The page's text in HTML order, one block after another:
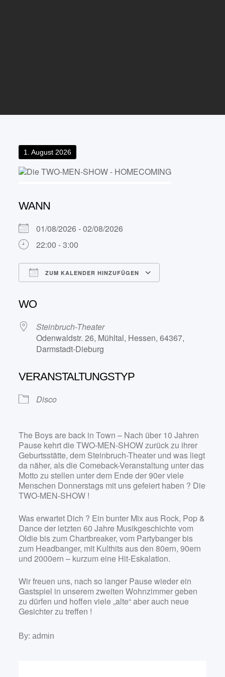
Posted
on
1. August 2026
WANN
01/08/2026 - 02/08/2026
22:00 - 3:00
ZUM KALENDER HINZUFÜGEN
WO
Steinbruch-Theater
Odenwaldstr. 26, Mühltal, Hessen, 64367,
Darmstadt-Dieburg
VERANSTALTUNGSTYP
Disco
The Boys are back in Town – Nach über 10 Jahren
Pause kehrt die TWO-MEN-SHOW zurück zu ihrer
Geburtsstätte, dem Steinbruch-Theater und was liegt
da näher, als die Comeback-Veranstaltung unter das
Motto zu stellen unter dem Ende der 90er viele
Menschen Donnerstags mit uns gefeiert haben ? Die
TWO-MEN-SHOW !
Was erwartet Dich ? Ein bunter Mix aus Rock, Pop &
Dance der letzten 60 Jahre Musikgeschichte vom
Oldie bis zum Chartbreaker, vom Partybanger bis
zum Headbanger, mit Kulthits aus den 80ern, 90ern
und 2000ern – kurzum eine Hit-Eskalation.
Wir freuen uns, nach so langer Pause wieder ein
Gastspiel in unserem zweiten Wohnzimmer geben
zu dürfen und hoffen viele „alte“ aber auch neue
Gesichter zu treffen !
By:admin